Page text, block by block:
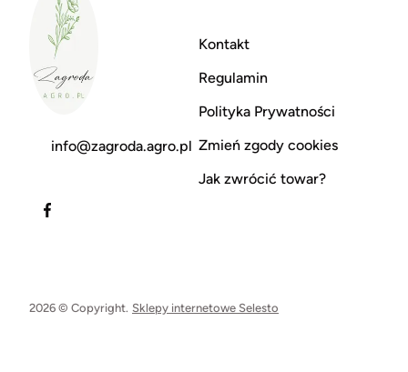
info@zagroda.agro.pl
Kontakt
Regulamin
Polityka Prywatności
Zmień zgody cookies
Jak zwrócić towar?
2026 © Copyright. Sklepy internetowe Selesto